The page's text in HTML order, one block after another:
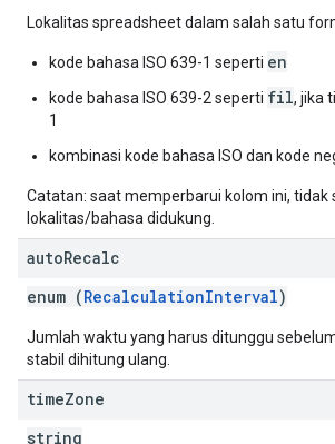
Lokalitas spreadsheet dalam salah satu
kode bahasa ISO 639-1 seperti en
kode bahasa ISO 639-2 seperti fil, jika
1
kombinasi kode bahasa ISO dan kode
Catatan: saat memperbarui kolom ini, tidak
lokalitas/bahasa didukung.
autoRecalc
enum (RecalculationInterval)
Jumlah waktu yang harus ditunggu
stabil dihitung ulang.
timeZone
string